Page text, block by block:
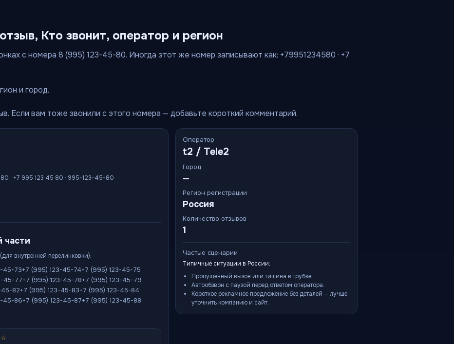
Кто звонит, оператор и регион
с номера 8 (995) 123-45-80. Иногда этот же номер записывают как: +79951234580 · +7
и город.
Если вам тоже звонили с этого номера — добавьте короткий комментарий.
· +7 995 123 45 80 · 995-123-45-80
части
внутренней перелинковки):
45-73+7 (995) 123-45-74+7 (995) 123-45-75
45-77+7 (995) 123-45-78+7 (995) 123-45-79
45-82+7 (995) 123-45-83+7 (995) 123-45-84
45-86+7 (995) 123-45-87+7 (995) 123-45-88
Оператор
t2 / Tele2
Город
—
Регион регистрации
Россия
Количество отзывов
1
Частые сценарии
Типичные ситуации в России:
Пропущенный вызов или тишина в трубке.
Автообзвон с паузой перед ответом оператора.
Короткое рекламное предложение без деталей — лучше
уточнить компанию и сайт.